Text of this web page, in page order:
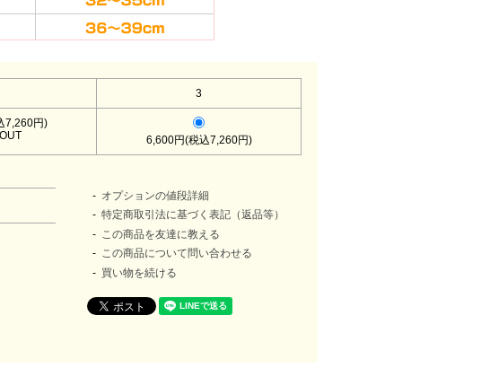
3
7,260円)
6,600円(税込7,260円)
オプションの値段詳細
特定商取引法に基づく表記（返品等）
この商品を友達に教える
この商品について問い合わせる
買い物を続ける